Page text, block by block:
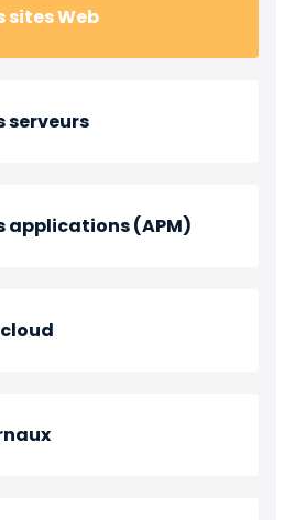
sites Web
serveurs
applications (APM)